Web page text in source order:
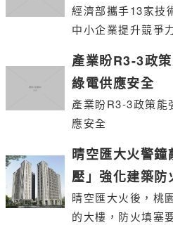
經濟部攜手13家技
中小企業提升競爭
產業盼R3-3政
綠電供應安全
產業盼R3-3政策能
應安全
晴空匯大火警
壓」強化建築防
晴空匯大火後，桃
的大樓，防火填塞